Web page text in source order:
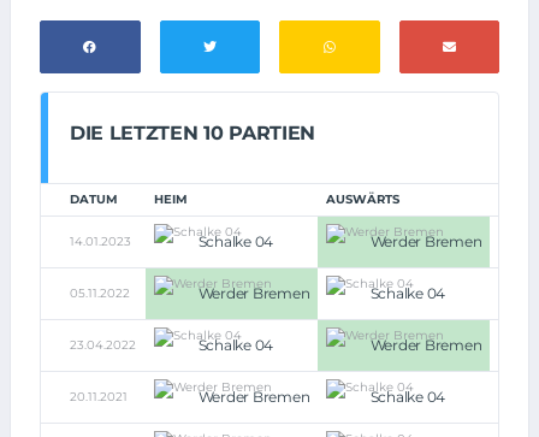
DIE LETZTEN 10 PARTIEN
DATUM HEIM AUSWÄRTS
14.01.2023 Schalke 04 Werder Bremen
05.11.2022 Werder Bremen Schalke 04
23.04.2022 Schalke 04 Werder Bremen
20.11.2021 Werder Bremen Schalke 04